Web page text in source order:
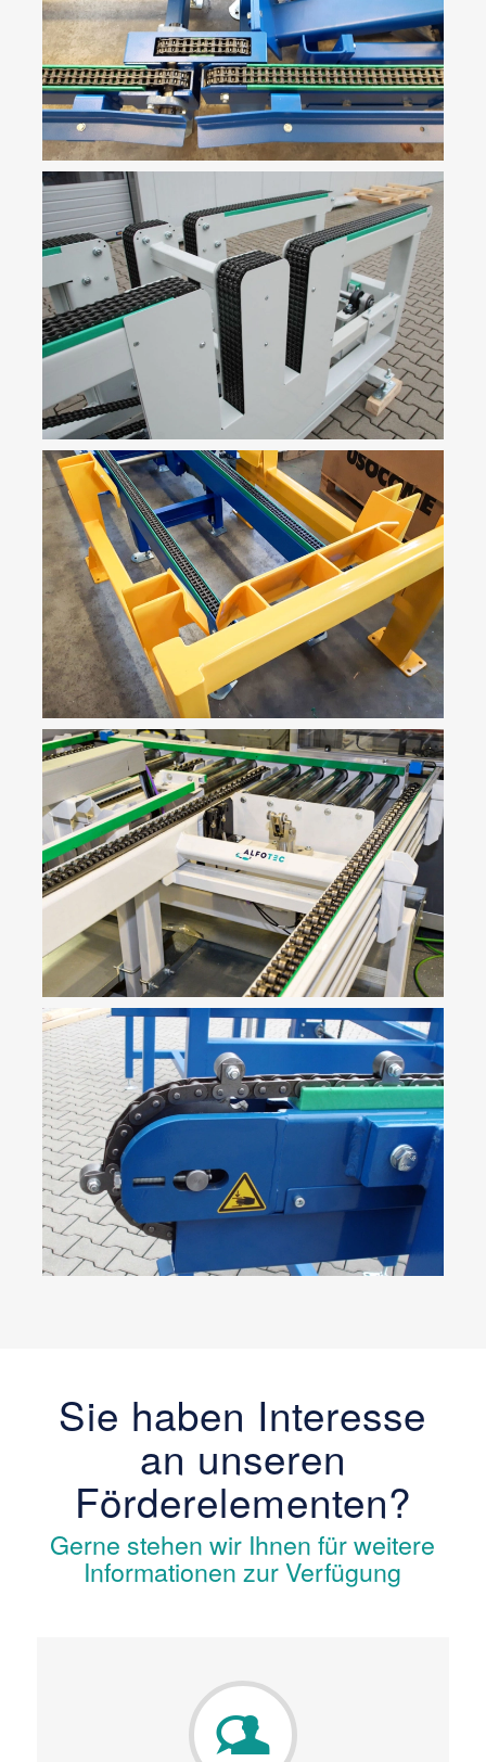
Sie haben Interesse
an unseren
Förderelementen?
Gerne stehen wir Ihnen für weitere
Informationen zur Verfügung